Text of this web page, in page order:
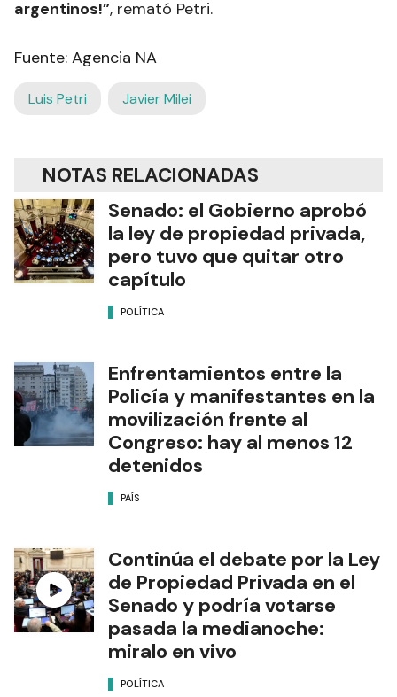
argentinos!”, remató Petri.
Fuente: Agencia NA
Luis Petri Javier Milei
NOTAS RELACIONADAS
Senado: el Gobierno aprobó
la ley de propiedad privada,
pero tuvo que quitar otro
capítulo
POLÍTICA
Enfrentamientos entre la
Policía y manifestantes en la
movilización frente al
Congreso: hay al menos 12
detenidos
PAÍS
Continúa el debate por la Ley
de Propiedad Privada en el
Senado y podría votarse
pasada la medianoche:
miralo en vivo
POLÍTICA